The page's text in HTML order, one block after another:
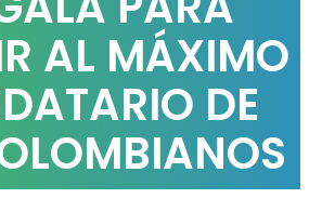
AL MÁXIMO
DE